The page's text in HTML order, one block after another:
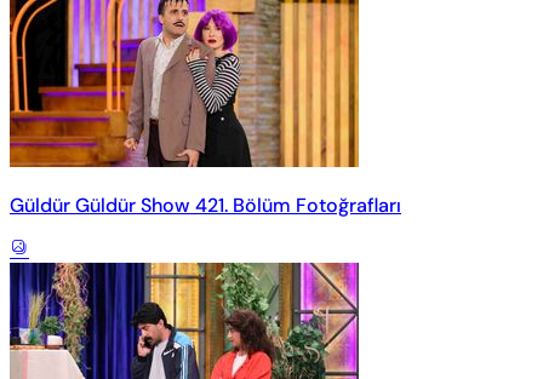
Güldür Güldür Show 421. Bölüm Fotoğrafları